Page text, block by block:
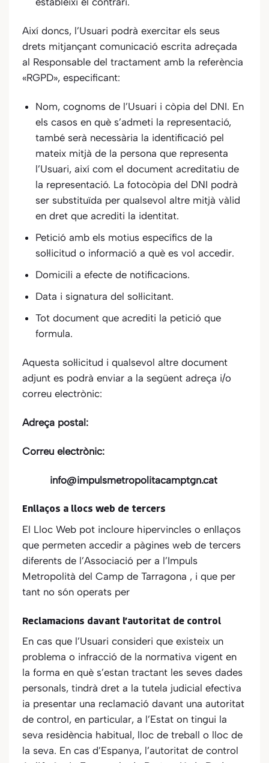
Així doncs, l’Usuari podrà exercitar els seus
drets mitjançant comunicació escrita adreçada
al Responsable del tractament amb la referència
«RGPD», especificant:
Nom, cognoms de l’Usuari i còpia del DNI. En
els casos en què s’admeti la representació,
també serà necessària la identificació pel
mateix mitjà de la persona que representa
l’Usuari, així com el document acreditatiu de
la representació. La fotocòpia del DNI podrà
ser substituïda per qualsevol altre mitjà vàlid
en dret que acrediti la identitat.
Petició amb els motius específics de la
sol·licitud o informació a què es vol accedir.
Domicili a efecte de notificacions.
Data i signatura del sol·licitant.
Tot document que acrediti la petició que
formula.
Aquesta sol·licitud i qualsevol altre document
adjunt es podrà enviar a la següent adreça i/o
correu electrònic:
Adreça postal:
Correu electrònic:
info@impulsmetropolitacamptgn.cat
Enllaços a llocs web de tercers
El Lloc Web pot incloure hipervincles o enllaços
que permeten accedir a pàgines web de tercers
diferents de l’Associació per a l’Impuls
Metropolità del Camp de Tarragona , i que per
tant no són operats per
Reclamacions davant l’autoritat de control
En cas que l’Usuari consideri que existeix un
problema o infracció de la normativa vigent en
la forma en què s’estan tractant les seves dades
personals, tindrà dret a la tutela judicial efectiva
ia presentar una reclamació davant una autoritat
de control, en particular, a l’Estat on tingui la
seva residència habitual, lloc de treball o lloc de
la seva. En cas d’Espanya, l’autoritat de control